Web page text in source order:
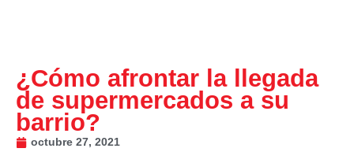
¿Cómo afrontar la llegada
de supermercados a su
barrio?
octubre 27, 2021